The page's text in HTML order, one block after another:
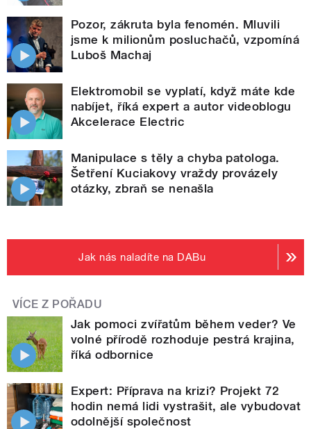
Pozor, zákruta byla fenomén. Mluvili
jsme k milionům posluchačů, vzpomíná
Luboš Machaj
Elektromobil se vyplatí, když máte kde
nabíjet, říká expert a autor videoblogu
Akcelerace Electric
Manipulace s těly a chyba patologa.
Šetření Kuciakovy vraždy provázely
otázky, zbraň se nenašla
Jak nás naladíte na DABu
VÍCE Z POŘADU
Jak pomoci zvířatům během veder? Ve
volné přírodě rozhoduje pestrá krajina,
říká odbornice
Expert: Příprava na krizi? Projekt 72
hodin nemá lidi vystrašit, ale vybudovat
odolnější společnost